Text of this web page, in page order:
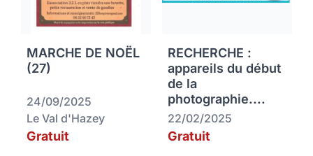
MARCHE DE NOËL
(27)
24/09/2025
Le Val d'Hazey
Gratuit
RECHERCHE :
appareils du début
de la
photographie....
22/02/2025
Gratuit